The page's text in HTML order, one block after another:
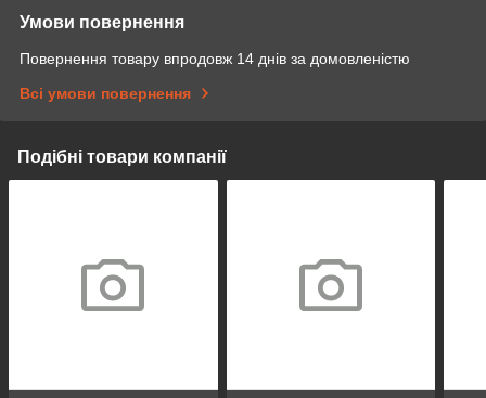
Умови повернення
Повернення товару впродовж 14 днів за домовленістю
Всі умови повернення
Подібні товари компанії